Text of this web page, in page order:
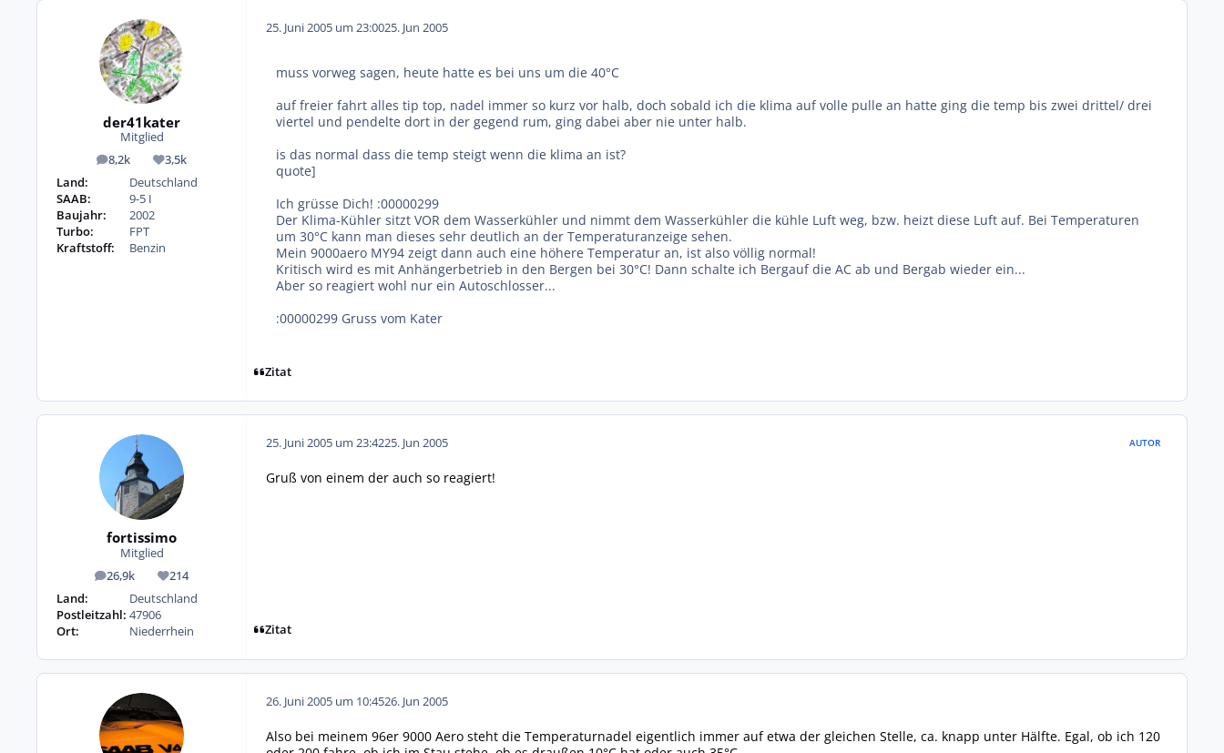
der41kater
Mitglied
8,2k
Beiträge 3,5k
Reputation
Land:
Deutschland
SAAB:
9-5 I
Baujahr:
2002
Turbo:
FPT
Kraftstoff:
Benzin
25. Juni 2005 um 23:0025. Jun 2005
muss vorweg sagen, heute hatte es bei uns um die 40°C
auf freier fahrt alles tip top, nadel immer so kurz vor halb, doch sobald ich die klima auf volle pulle an hatte ging die temp bis zwei drittel/ drei
viertel und pendelte dort in der gegend rum, ging dabei aber nie unter halb.
is das normal dass die temp steigt wenn die klima an ist?
quote]
Ich grüsse Dich! :00000299
Der Klima-Kühler sitzt VOR dem Wasserkühler und nimmt dem Wasserkühler die kühle Luft weg, bzw. heizt diese Luft auf. Bei Temperaturen
um 30°C kann man dieses sehr deutlich an der Temperaturanzeige sehen.
Mein 9000aero MY94 zeigt dann auch eine höhere Temperatur an, ist also völlig normal!
Kritisch wird es mit Anhängerbetrieb in den Bergen bei 30°C! Dann schalte ich Bergauf die AC ab und Bergab wieder ein...
Aber so reagiert wohl nur ein Autoschlosser...
:00000299 Gruss vom Kater
Zitat
fortissimo
Mitglied
26,9k
Beiträge 214
Reputation
Land:
Deutschland
Postleitzahl: 47906
Ort:
Niederrhein
25. Juni 2005 um 23:4225. Jun 2005 AUTOR
Gruß von einem der auch so reagiert!
Zitat
26. Juni 2005 um 10:4526. Jun 2005
Also bei meinem 96er 9000 Aero steht die Temperaturnadel eigentlich immer auf etwa der gleichen Stelle, ca. knapp unter Hälfte. Egal, ob ich 120